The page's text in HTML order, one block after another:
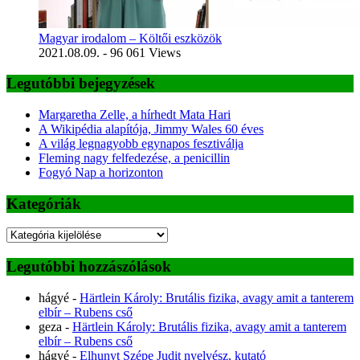
Magyar irodalom – Költői eszközök
2021.08.09. - 96 061 Views
Legutóbbi bejegyzések
Margaretha Zelle, a hírhedt Mata Hari
A Wikipédia alapítója, Jimmy Wales 60 éves
A világ legnagyobb egynapos fesztiválja
Fleming nagy felfedezése, a penicillin
Fogyó Nap a horizonton
Kategóriák
Kategóriák
Legutóbbi hozzászólások
hágyé - Härtlein Károly: Brutális fizika, avagy amit a tanterem
elbír – Rubens cső
geza - Härtlein Károly: Brutális fizika, avagy amit a tanterem
elbír – Rubens cső
hágyé - Elhunyt Szépe Judit nyelvész, kutató